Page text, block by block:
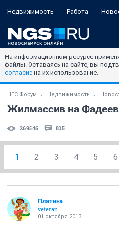
Недвижимость Работа
На информационном ресурсе
файлы. Оставаясь на сайте, вы
согласие на их использование.
НГС.Форум Недвижимость
Жилмассив на
269546 805
1 2 3 4 5 6
Платина
veteran
01 октября 2013